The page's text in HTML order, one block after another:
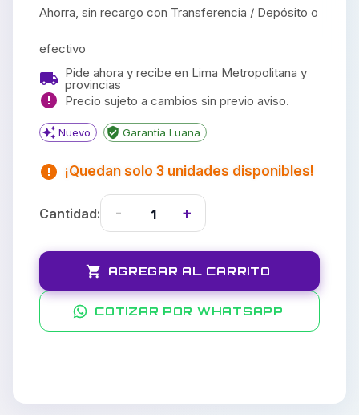
Ahorra, sin recargo con Transferencia / Depósito o
efectivo
Pide ahora y recibe en Lima Metropolitana y
provincias
Precio sujeto a cambios sin previo aviso.
Nuevo Garantía Luana
¡Quedan solo 3 unidades disponibles!
Cantidad: - 1 +
AGREGAR AL CARRITO
COTIZAR POR WHATSAPP